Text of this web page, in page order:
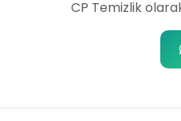
CP Temizlik